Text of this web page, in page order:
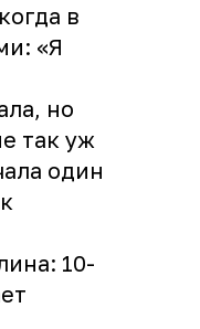
в
«Я
но
так уж
один
10-